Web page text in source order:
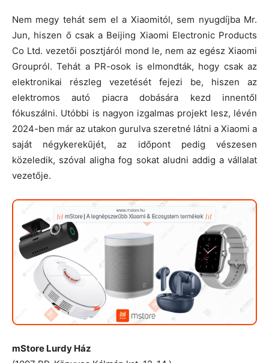
Nem megy tehát sem el a Xiaomitól, sem nyugdíjba Mr.
Jun, hiszen ő csak a Beijing Xiaomi Electronic Products
Co Ltd. vezetői posztjáról mond le, nem az egész Xiaomi
Groupról. Tehát a PR-osok is elmondták, hogy csak az
elektronikai részleg vezetését fejezi be, hiszen az
elektromos autó piacra dobására kezd innentől
fókuszálni. Utóbbi is nagyon izgalmas projekt lesz, lévén
2024-ben már az utakon gurulva szeretné látni a Xiaomi a
saját négykerekűjét, az időpont pedig vészesen
közeledik, szóval aligha fog sokat aludni addig a vállalat
vezetője.
mStore Lurdy Ház